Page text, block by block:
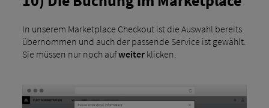
In unserem Marketplace Checkout ist die Auswahl bereits
übernommen und auch der passende Service ist gewählt.
Sie müssen nur noch aufweiterklicken.